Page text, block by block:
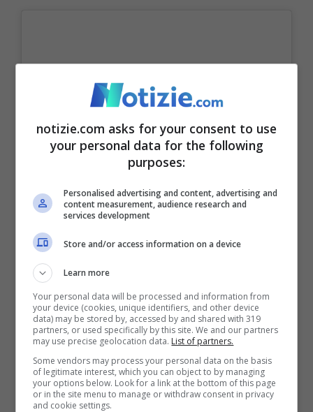
Visualizza questo post su Instagram
notizie.com asks for your consent to use
your personal data for the following
purposes:
Personalised advertising and content, advertising and
content measurement, audience research and
services development
Store and/or access information on a device
Learn more
Your personal data will be processed and information from
your device (cookies, unique identifiers, and other device
data) may be stored by, accessed by and shared with 319
partners, or used specifically by this site. We and our partners
may use precise geolocation data. List of partners.
Some vendors may process your personal data on the basis
of legitimate interest, which you can object to by managing
your options below. Look for a link at the bottom of this page
or in the site menu to manage or withdraw consent in privacy
and cookie settings.